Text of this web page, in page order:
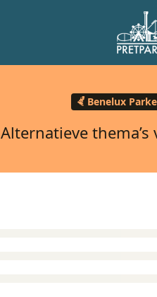
Benelux
Alternatieve thema’s